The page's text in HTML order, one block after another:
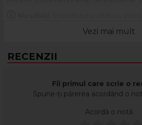
mai mici particule sunt retinute pe
ulterior.
Resturile colectate, care altfel ar putea
incalzire. Indepartarea rapida a resturilor
previne contaminarea solutiei de
La fiecare lucrare la care este utilizat
Vezi mai mult
eticheta și ambalajul produsului înainte
RECENZII
Fii primul care scrie o
Spune-ți părerea acordând o
Acordă o notă